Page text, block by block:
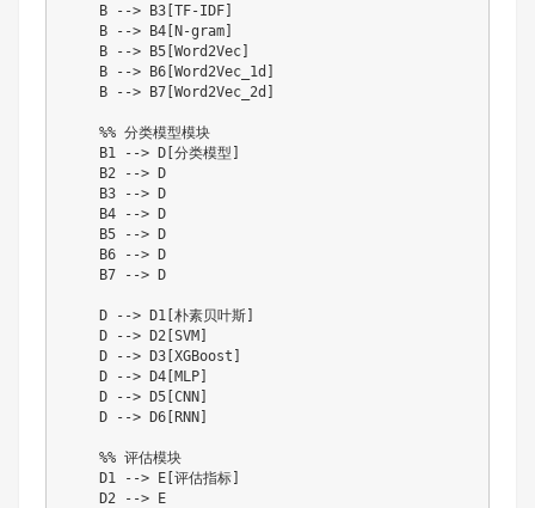
    B --> B3[TF-IDF]
    B --> B4[N-gram]
    B --> B5[Word2Vec]
    B --> B6[Word2Vec_1d]
    B --> B7[Word2Vec_2d]
    %% 分类模型模块
    B1 --> D[分类模型]
    B2 --> D
    B3 --> D
    B4 --> D
    B5 --> D
    B6 --> D
    B7 --> D
    D --> D1[朴素贝叶斯]
    D --> D2[SVM]
    D --> D3[XGBoost]
    D --> D4[MLP]
    D --> D5[CNN]
    D --> D6[RNN]
    %% 评估模块
    D1 --> E[评估指标]
    D2 --> E